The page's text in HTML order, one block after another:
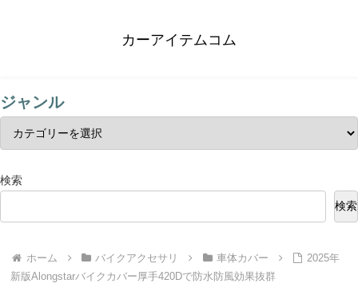
カーアイテムコム
ジャンル
検索
検索
ホーム バイクアクセサリ 車体カバー
2025年
新版Alongstarバイクカバー厚手420Dで防水防風効果抜群